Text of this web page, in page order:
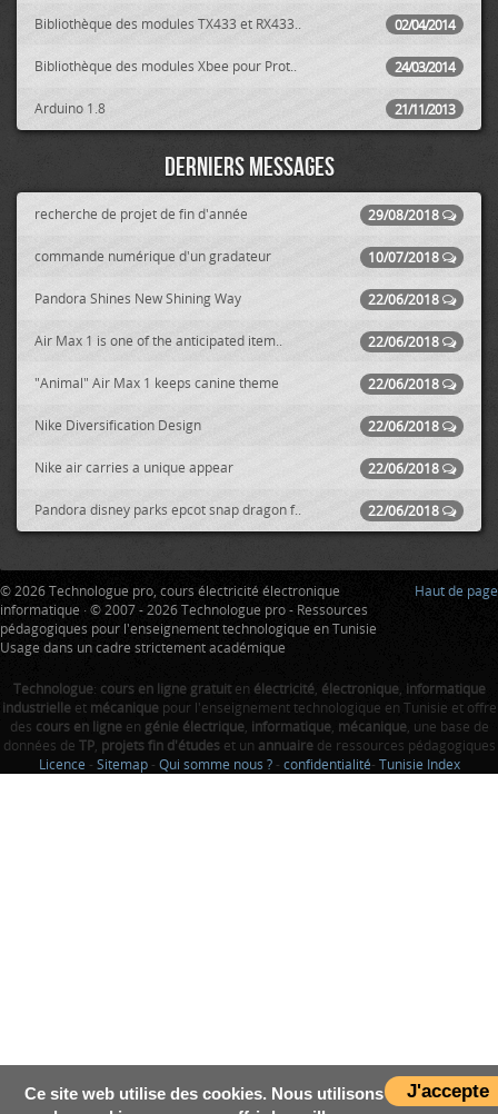
02/04/2014
Bibliothèque des modules TX433 et RX433..
24/03/2014
Bibliothèque des modules Xbee pour Prot..
21/11/2013
Arduino 1.8
Derniers messages
29/08/2018
recherche de projet de fin d'année
10/07/2018
commande numérique d'un gradateur
22/06/2018
Pandora Shines New Shining Way
22/06/2018
Air Max 1 is one of the anticipated item..
22/06/2018
"Animal" Air Max 1 keeps canine theme
22/06/2018
Nike Diversification Design
22/06/2018
Nike air carries a unique appear
22/06/2018
Pandora disney parks epcot snap dragon f..
Haut de page
© 2026 Technologue pro, cours électricité électronique
informatique · © 2007 - 2026 Technologue pro - Ressources
pédagogiques pour l'enseignement technologique en Tunisie
Usage dans un cadre strictement académique
Technologue: cours en ligne gratuiten électricité, électronique, informatique
industrielleet mécaniquepour l'enseignement technologique en Tunisie et offre
des cours en ligneen génie électrique, informatique, mécanique, une base de
données de TP, projets fin d'étudeset un annuairede ressources pédagogiques
Licence - Sitemap - Qui somme nous ? - confidentialité- Tunisie Index
J'accepte
Ce site web utilise des cookies. Nous utilisons